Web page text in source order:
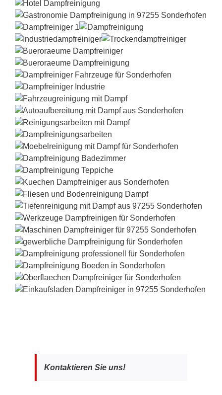
Kontaktieren Sie uns!